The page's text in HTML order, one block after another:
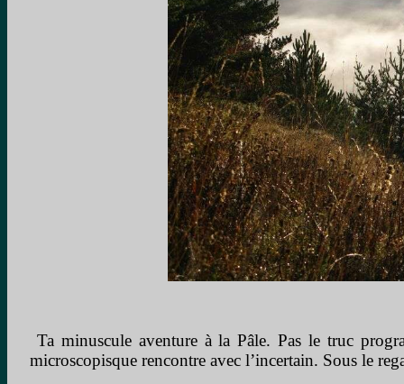
Ta minuscule aventure à la Pâle. Pas le truc
microscopisque rencontre avec l’incertain. Sous le